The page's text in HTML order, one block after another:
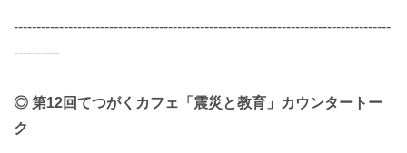
-----------------------------------------------------------------------------------
----------
◎ 第12回てつがくカフェ「震災と教育」カウンタートー
ク